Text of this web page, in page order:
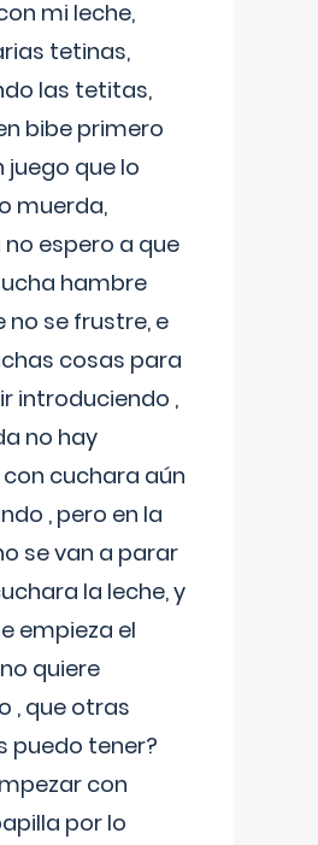
mi leche,
tetinas,
las tetitas,
bibe primero
juego que lo
muerda,
espero a que
hambre
no se frustre, e
cosas para
introduciendo ,
no hay
cuchara aún
, pero en la
se van a parar
la leche, y
empieza el
quiere
, que otras
puedo tener?
con
por lo